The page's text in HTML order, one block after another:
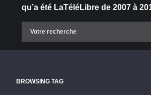
qu’a été LaTéléLibre de 2007 à
BROWSING TAG